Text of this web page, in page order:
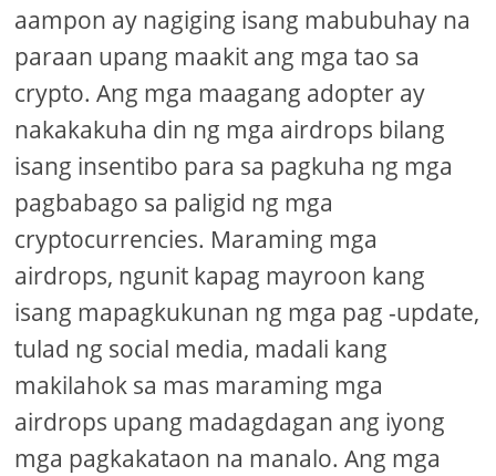
aampon ay nagiging isang mabubuhay na
paraan upang maakit ang mga tao sa
crypto. Ang mga maagang adopter ay
nakakakuha din ng mga airdrops bilang
isang insentibo para sa pagkuha ng mga
pagbabago sa paligid ng mga
cryptocurrencies. Maraming mga
airdrops, ngunit kapag mayroon kang
isang mapagkukunan ng mga pag -update,
tulad ng social media, madali kang
makilahok sa mas maraming mga
airdrops upang madagdagan ang iyong
mga pagkakataon na manalo. Ang mga